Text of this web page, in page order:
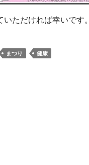
いただければ幸いです。
まつり 健康